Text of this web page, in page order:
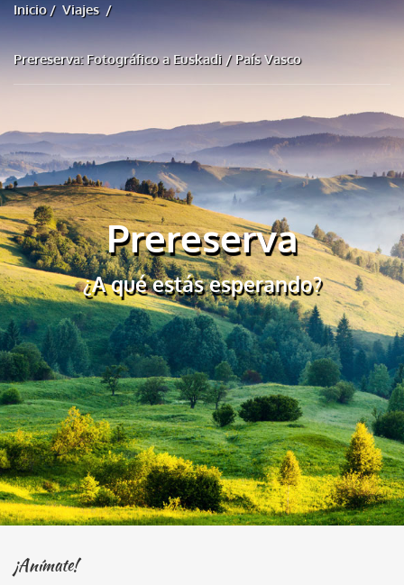
Inicio Viajes
Prereserva: Fotográfico a Euskadi / País Vasco
Prereserva
¿A qué estás esperando?
¡Anímate!